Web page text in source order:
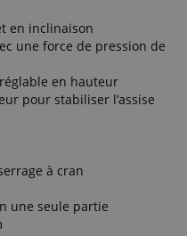
en inclinaison
une force de pression de
en hauteur
pour stabiliser l’assise
à cran
une seule partie